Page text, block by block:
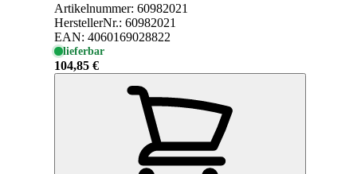
Artikelnummer: 60982021
HerstellerNr.: 60982021
EAN: 4060169028822
lieferbar
104,85 €